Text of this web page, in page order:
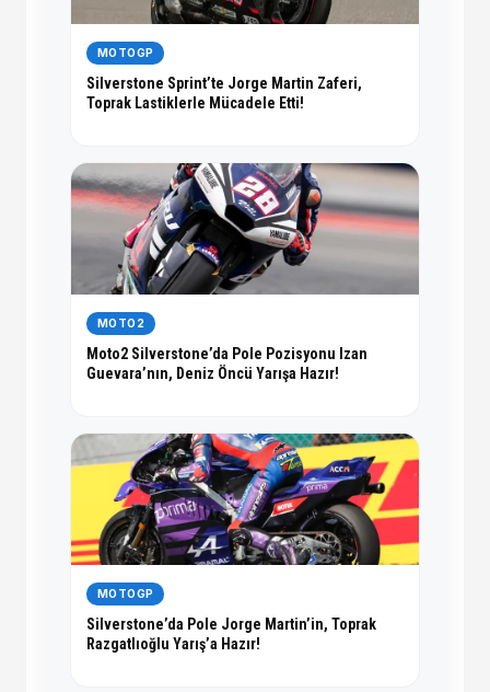
MOTOGP
Silverstone Sprint’te Jorge Martin Zaferi,
Toprak Lastiklerle Mücadele Etti!
MOTO2
Moto2 Silverstone’da Pole Pozisyonu Izan
Guevara’nın, Deniz Öncü Yarışa Hazır!
MOTOGP
Silverstone’da Pole Jorge Martin’in, Toprak
Razgatlıoğlu Yarış’a Hazır!